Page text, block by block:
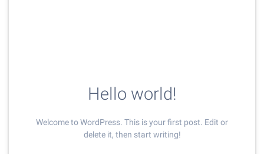
Hello world!
Welcome to WordPress. This is your first post. Edit or
delete it, then start writing!